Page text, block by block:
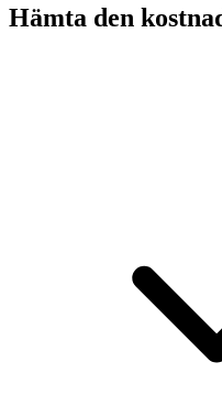
Hämta den